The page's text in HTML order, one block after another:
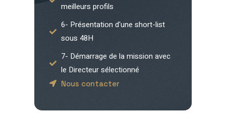
meilleurs profils
6- Présentation d'une short-list
sous 48H
7- Démarrage de la mission avec
le Directeur sélectionné
Nous contacter